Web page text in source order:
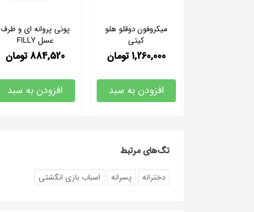
میکروفون دوقلو هلو
کیتی
1,260,000 تومان
افزودن به سبد
پونی پروانه ای و ظرف
عسل FILLY
884,520 تومان
افزودن به سبد
تگ‌های مرتبط
دخترانه پسرانه اسباب بازی انگشتی